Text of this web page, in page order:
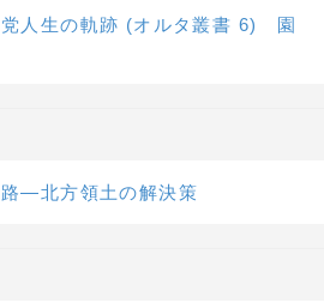
人生の軌跡 (オルタ叢書 6) 園
―北方領土の解決策